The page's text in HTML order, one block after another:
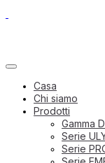
Casa
Chi siamo
Prodotti
Gamma
Serie
Serie